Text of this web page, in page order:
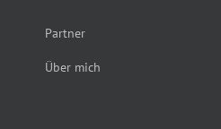
Partner
Über mich